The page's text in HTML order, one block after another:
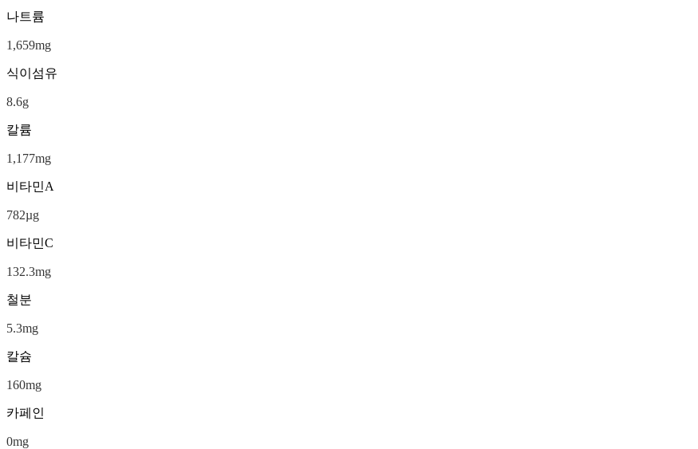
나트륨
1,659mg
식이섬유
8.6g
칼륨
1,177mg
비타민A
782µg
비타민C
132.3mg
철분
5.3mg
칼슘
160mg
카페인
0mg